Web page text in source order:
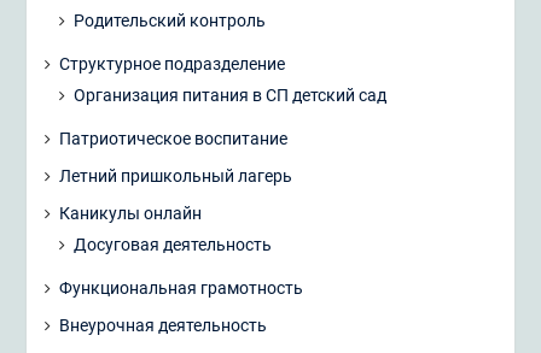
Родительский контроль
Структурное подразделение
Организация питания в СП детский сад
Патриотическое воспитание
Летний пришкольный лагерь
Каникулы онлайн
Досуговая деятельность
Функциональная грамотность
Внеурочная деятельность